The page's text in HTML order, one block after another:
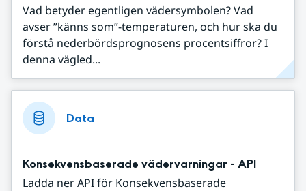
Vad betyder egentligen vädersymbolen? Vad
avser ”känns som”-temperaturen, och hur ska du
förstå nederbördsprognosens procentsiffror? I
denna vägled...
Data
Konsekvensbaserade vädervarningar - API
Ladda ner API för Konsekvensbaserade